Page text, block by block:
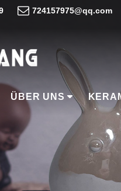
724157975@qq.com
ÜBER UNS